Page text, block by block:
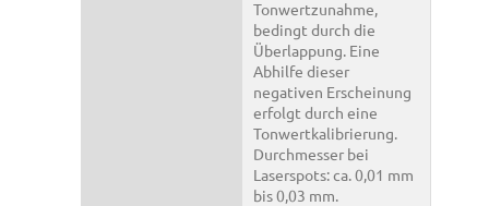
Tonwertzunahme,
bedingt durch die
Überlappung. Eine
Abhilfe dieser
negativen Erscheinung
erfolgt durch eine
Tonwertkalibrierung.
Durchmesser bei
Laserspots: ca. 0,01 mm
bis 0,03 mm.